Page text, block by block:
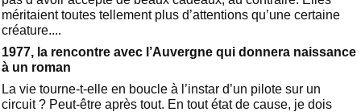
méritaient toutes tellement plus d’attentions qu’une certaine
créature....
1977, la rencontre avec l’Auvergne qui donnera naissance
à un roman
La vie tourne-t-elle en boucle à l’instar d’un pilote sur un
circuit ? Peut-être après tout. En tout état de cause, je dois